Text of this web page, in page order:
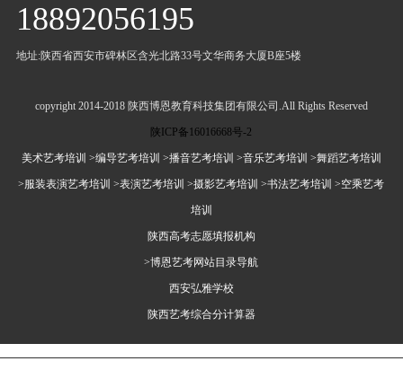
18892056195
地址:陕西省西安市碑林区含光北路33号文华商务大厦B座5楼
copyright 2014-2018 陕西博恩教育科技集团有限公司.All Rights Reserved
陕ICP备16016668号-2
美术艺考培训 >编导艺考培训 >播音艺考培训 >音乐艺考培训 >舞蹈艺考培训
>服装表演艺考培训 >表演艺考培训 >摄影艺考培训 >书法艺考培训 >空乘艺考
培训
陕西高考志愿填报机构
>博恩艺考网站目录导航
西安弘雅学校
陕西艺考综合分计算器